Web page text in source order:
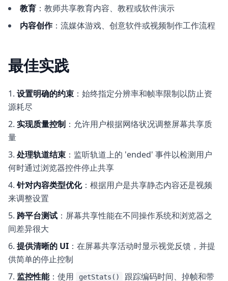
教育 ：教师共享教育内容、教程或软件演示
内容创作：流媒体游戏、创意软件或视频制作工作流程
最佳实践
设置明确的约束 ：始终指定分辨率和帧率限制以防止资
源耗尽
实现质量控制 ：允许用户根据网络状况调整屏幕共享质
量
处理轨道结束 ：监听轨道上的 'ended' 事件以检测用户
何时通过浏览器控件停止共享
针对内容类型优化：根据用户是共享静态内容还是视频
来调整设置
跨平台测试 ：屏幕共享性能在不同操作系统和浏览器之
间差异很大
提供清晰的 UI ：在屏幕共享活动时显示视觉反馈，并提
供简单的停止控制
监控性能：使用 getStats()
跟踪编码时间、掉帧和带